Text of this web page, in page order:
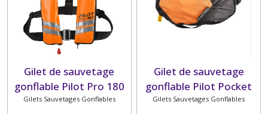
Gilet de sauvetage
gonflable Pilot Pro 180
PLASTIMO
Gilets Sauvetages Gonflables
Gilet de sauvetage
gonflable Pilot Pocket
PLASTIMO
Gilets Sauvetages Gonflables